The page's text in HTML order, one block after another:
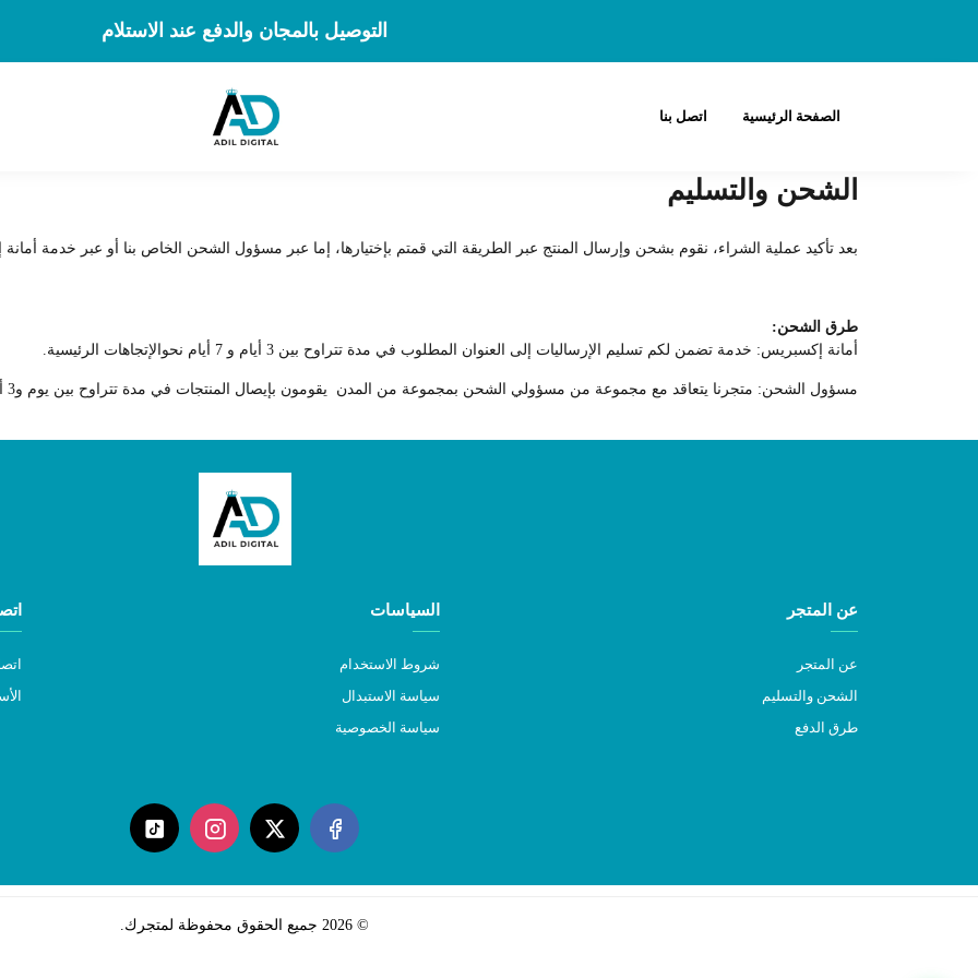
التوصيل بالمجان والدفع عند الاستلام
الصفحة الرئيسية اتصل بنا
الشحن والتسليم
بعد تأكيد عملية الشراء، نقوم بشحن وإرسال المنتج عبر الطريقة التي قمتم بإختيارها، إما عبر مسؤول الشحن الخاص بنا أو عبر خدمة
طرق الشحن:
أمانة إكسبريس: خدمة تضمن لكم تسليم الإرساليات إلى العنوان المطلوب في مدة تتراوح بين 3 أيام و 7 أيام نحوالإتجاهات الرئيسية.
مسؤول الشحن: متجرنا يتعاقد مع مجموعة من مسؤولي الشحن بمجموعة من المدن يقومون بإيصال المنتجات في مدة تتراوح بين يوم و3 أيام
عن المتجر
عن المتجر
الشحن والتسليم
طرق الدفع
السياسات
شروط الاستخدام
سياسة الاستبدال
سياسة الخصوصية
©
2026 جميع الحقوق محفوظة لمتجرك.